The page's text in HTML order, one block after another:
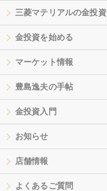
三菱マテリアルの金投資
金投資を始める
マーケット情報
豊島逸夫の手帖
金投資入門
お知らせ
店舗情報
よくあるご質問